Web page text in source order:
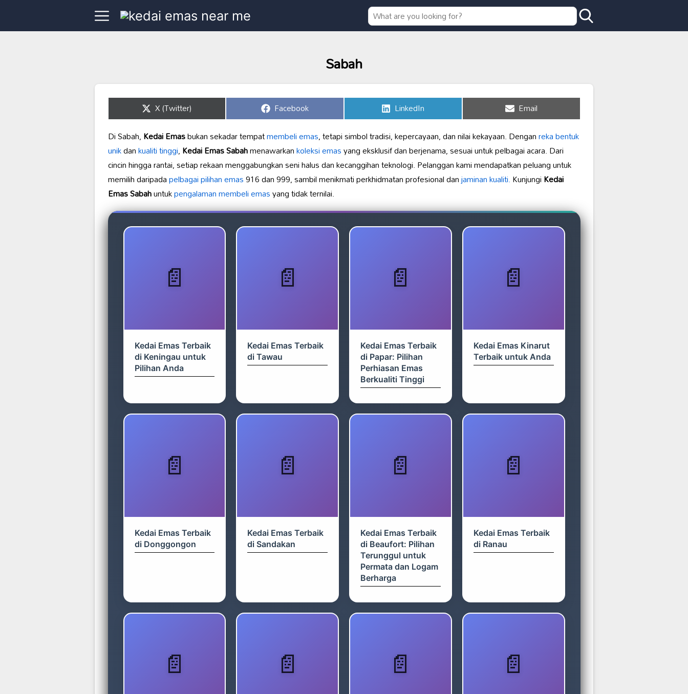
Sabah
Share
on
X (Twitter) Share
on
Facebook Share
on
LinkedIn Share
on
Email
Di Sabah,Kedai Emasbukan sekadar tempatmembeli emas, tetapi simbol tradisi, kepercayaan, dan nilai kekayaan. Denganreka bentuk
unikdankualiti tinggi,Kedai Emas Sabahmenawarkankoleksi emasyang eksklusif dan berjenama, sesuai untuk pelbagai acara. Dari
cincin hingga rantai, setiap rekaan menggabungkan seni halus dan kecanggihan teknologi. Pelanggan kami mendapatkan peluang untuk
memilih daripadapelbagai pilihan emas916 dan 999, sambil menikmati perkhidmatan profesional danjaminan kualiti.KunjungiKedai
Emas Sabahuntukpengalaman membeli emasyang tidak ternilai.
Kedai Emas Terbaik
di Keningau untuk
Pilihan Anda
Kedai Emas Terbaik
di Tawau
Kedai Emas Terbaik
di Papar: Pilihan
Perhiasan Emas
Berkualiti Tinggi
Kedai Emas Kinarut
Terbaik untuk Anda
Kedai Emas Terbaik
di Donggongon
Kedai Emas Terbaik
di Sandakan
Kedai Emas Terbaik
di Beaufort: Pilihan
Terunggul untuk
Permata dan Logam
Berharga
Kedai Emas Terbaik
di Ranau